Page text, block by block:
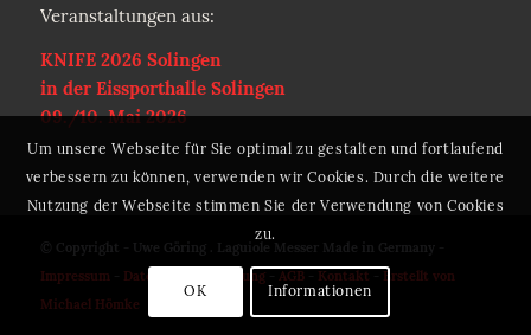
Veranstaltungen aus:
KNIFE 2026 Solingen
in der Eissporthalle Solingen
09./10. Mai 2026
© Copyright - Uwe Göring . Laguiole Messer Made in Germany -
Impressum- Datenschutzerklärung- AGB- Kontakt
Erstellt von
Michael Hömke
Um unsere Webseite für Sie optimal zu gestalten und fortlaufend
verbessern zu können, verwenden wir Cookies. Durch die weitere
Nutzung der Webseite stimmen Sie der Verwendung von Cookies
zu.
OK Informationen